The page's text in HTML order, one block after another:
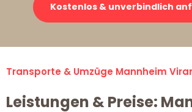
Kostenlos & unverbindlich
Transporte & Umzüge Mannheim
Leistungen & Preise: